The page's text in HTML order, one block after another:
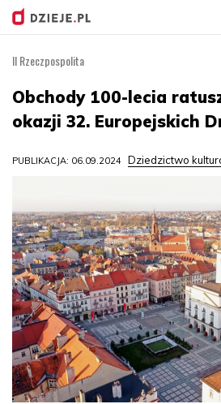
treści
II Rzeczpospolita
Obchody 100-lecia
okazji 32. Europejskich
PUBLIKACJA: 06.09.2024 Dziedzictwo